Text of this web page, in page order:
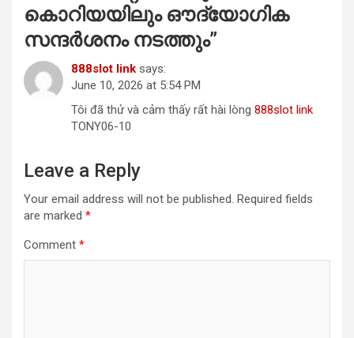
കൊറിയയിലും ഔദ്യോഗിക
സന്ദർശനം നടത്തും”
888slot link says:
June 10, 2026 at 5:54 PM
Tôi đã thử và cảm thấy rất hài lòng 888slot link
TONY06-10
Leave a Reply
Your email address will not be published. Required fields
are marked *
Comment *